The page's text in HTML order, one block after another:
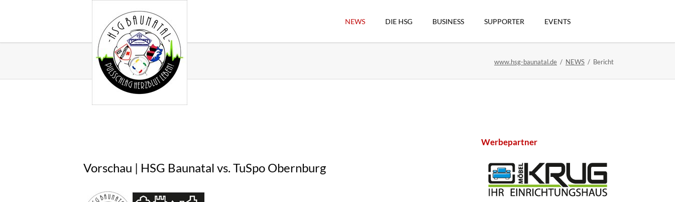
NEWS DIE HSG BUSINESS SUPPORTER EVENTS
www.hsg-baunatal.de NEWS Bericht
Vorschau | HSG Baunatal vs. TuSpo Obernburg
Werbepartner